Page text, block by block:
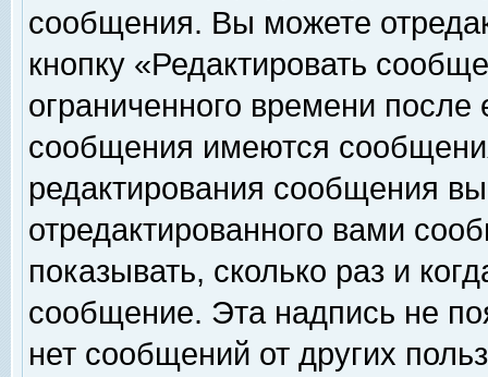
сообщения. Вы можете
кнопку «Редактировать
ограниченного времени
сообщения имеются
редактирования сообщения
отредактированного вами
показывать, сколько раз и
сообщение. Эта надпись не
нет сообщений от других